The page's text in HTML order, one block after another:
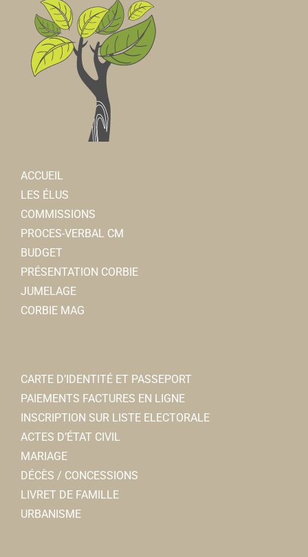
ACCUEIL
LES ÉLUS
COMMISSIONS
PROCES-VERBAL CM
BUDGET
PRÉSENTATION CORBIE
JUMELAGE
CORBIE MAG
CARTE D’IDENTITÉ ET PASSEPORT
PAIEMENTS FACTURES EN LIGNE
INSCRIPTION SUR LISTE ELECTORALE
ACTES D’ÉTAT CIVIL
MARIAGE
DÉCÈS / CONCESSIONS
LIVRET DE FAMILLE
URBANISME